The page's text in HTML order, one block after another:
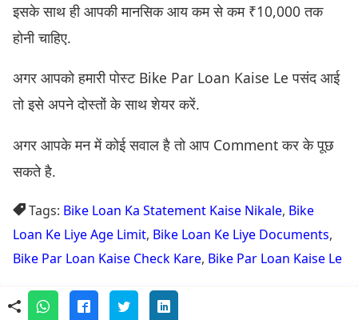
इसके साथ ही आपकी मानसिक आय कम से कम ₹10,000 तक
होनी चाहिए.
अगर आपको हमारी पोस्ट Bike Par Loan Kaise Le पसंद आई
तो इसे अपने दोस्तों के साथ शेयर करें.
अगर आपके मन में कोई सवाल है तो आप Comment कर के पूछ
सकते है.
Tags: Bike Loan Ka Statement Kaise Nikale, Bike
Loan Ke Liye Age Limit, Bike Loan Ke Liye Documents,
Bike Par Loan Kaise Check Kare, Bike Par Loan Kaise Le